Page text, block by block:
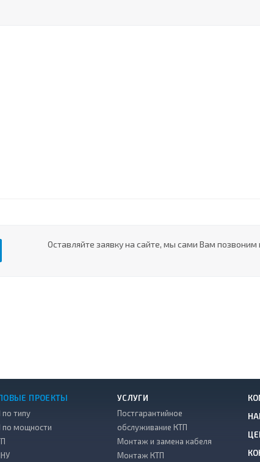
Оставляйте заявку на сайте, мы сами Вам
ПРОЕКТЫ
по типу
по мощности
УСЛУГИ
Постгарантийное
обслуживание КТП
Монтаж и замена кабеля
Монтаж КТП